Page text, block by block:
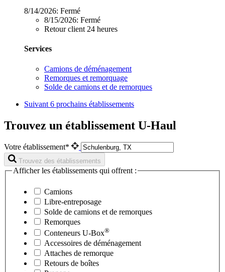
8/14/2026: Fermé
8/15/2026: Fermé
Retour client 24 heures
Services
Camions de déménagement
Remorques et remorquage
Solde de camions et de remorques
Suivant 6 prochains établissements
Trouvez un établissement U-Haul
Votre établissement*
Trouvez des établissements
Afficher les établissements qui offrent :
Camions
Libre-entreposage
Solde de camions et de remorques
Remorques
Conteneurs U-Box®
Accessoires de déménagement
Attaches de remorque
Retours de boîtes